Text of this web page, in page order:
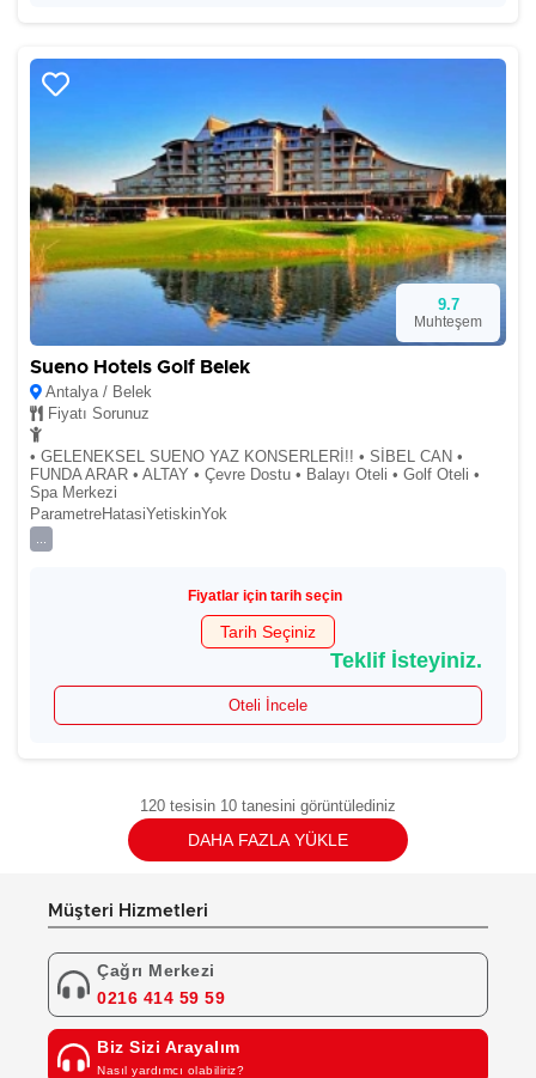
9.7
Muhteşem
Sueno Hotels Golf Belek
Antalya / Belek
Fiyatı Sorunuz
• GELENEKSEL SUENO YAZ KONSERLERİ!! • SİBEL CAN •
FUNDA ARAR • ALTAY • Çevre Dostu • Balayı Oteli • Golf Oteli •
Spa Merkezi
ParametreHatasiYetiskinYok
Fiyatlar için tarih seçin
Tarih Seçiniz
Teklif İsteyiniz.
Oteli İncele
120 tesisin 10 tanesini görüntülediniz
DAHA FAZLA YÜKLE
Müşteri Hizmetleri
Çağrı Merkezi
0216 414 59 59
Biz Sizi Arayalım
Nasıl yardımcı olabiliriz?